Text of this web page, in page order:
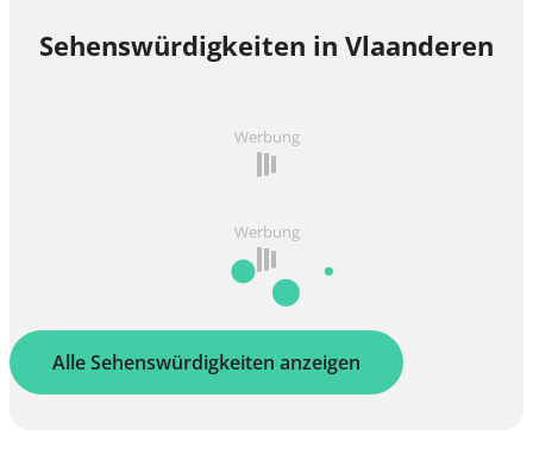
Sehenswürdigkeiten in Vlaanderen
Werbung
Werbung
Alle Sehenswürdigkeiten anzeigen